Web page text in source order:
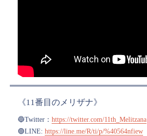
《11番目のメリザナ》
🔵Twitter： https://twitter.com/11th_Melitzana
🟢LINE: https://line.me/R/ti/p/%40564nfiew